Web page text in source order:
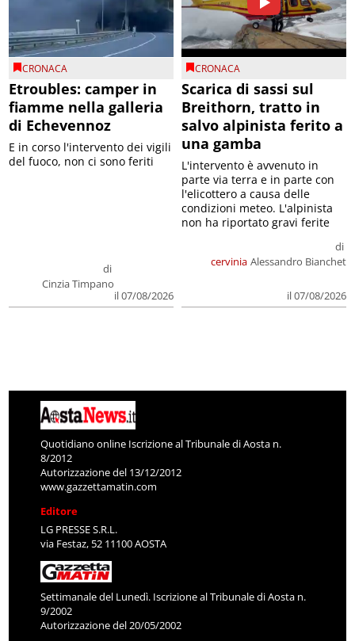
CRONACA
Etroubles: camper in
fiamme nella galleria
di Echevennoz
di
Cinzia Timpano
il 07/08/2026
E in corso l'intervento dei vigili
del fuoco, non ci sono feriti
CRONACA
Scarica di sassi sul
Breithorn, tratto in
salvo alpinista ferito a
una gamba
cervinia
di
Alessandro Bianchet
il 07/08/2026
L'intervento è avvenuto in
parte via terra e in parte con
l'elicottero a causa delle
condizioni meteo. L'alpinista
non ha riportato gravi ferite
Quotidiano online Iscrizione al Tribunale di Aosta n.
8/2012
Autorizzazione del 13/12/2012
www.gazzettamatin.com
Editore
LG PRESSE S.R.L.
via Festaz, 52 11100 AOSTA
Settimanale del Lunedì. Iscrizione al Tribunale di Aosta n.
9/2002
Autorizzazione del 20/05/2002